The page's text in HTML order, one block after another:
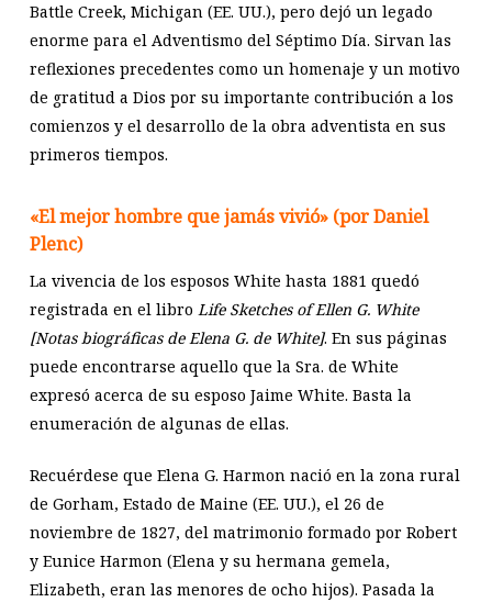
Battle Creek, Michigan (EE. UU.), pero dejó un legado
enorme para el Adventismo del Séptimo Día. Sirvan las
reflexiones precedentes como un homenaje y un motivo
de gratitud a Dios por su importante contribución a los
comienzos y el desarrollo de la obra adventista en sus
primeros tiempos.
«El mejor hombre que jamás vivió» (por Daniel
Plenc)
La vivencia de los esposos White hasta 1881 quedó
registrada en el libro Life Sketches of Ellen G. White
[Notas biográficas de Elena G. de White]. En sus páginas
puede encontrarse aquello que la Sra. de White
expresó acerca de su esposo Jaime White. Basta la
enumeración de algunas de ellas.
Recuérdese que Elena G. Harmon nació en la zona rural
de Gorham, Estado de Maine (EE. UU.), el 26 de
noviembre de 1827, del matrimonio formado por Robert
y Eunice Harmon (Elena y su hermana gemela,
Elizabeth, eran las menores de ocho hijos). Pasada la